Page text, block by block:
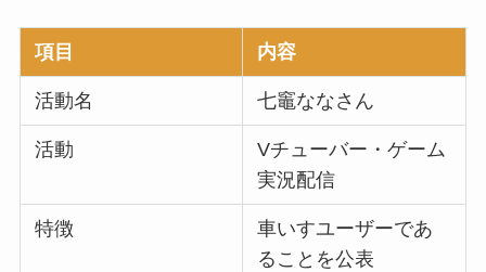
項目 内容
活動名 七竈ななさん
活動
Vチューバー・ゲーム
実況配信
特徴
車いすユーザーであ
ることを公表